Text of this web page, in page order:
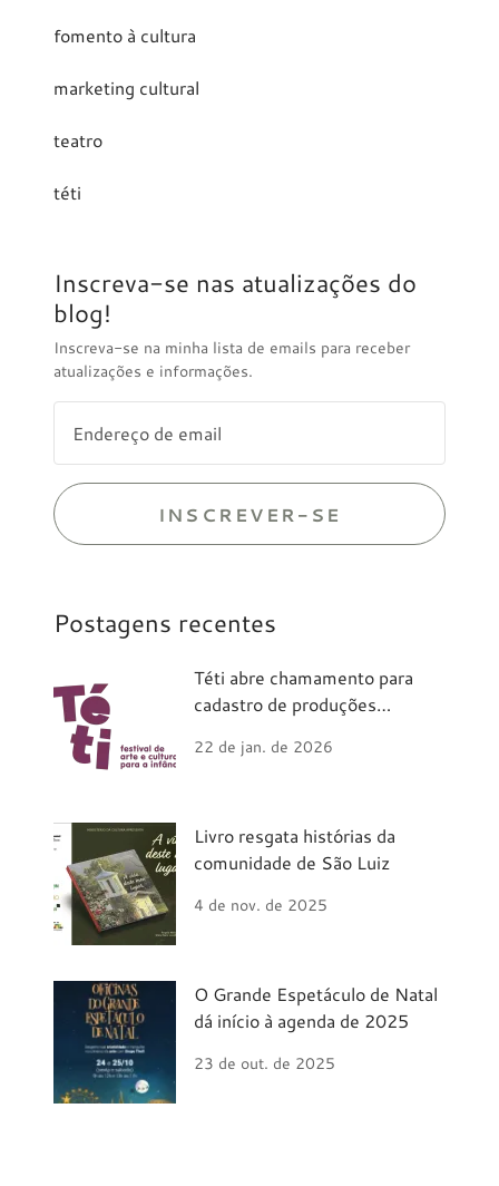
fomento à cultura
marketing cultural
teatro
téti
Inscreva-se nas atualizações do
blog!
Inscreva-se na minha lista de emails para receber
atualizações e informações.
INSCREVER-SE
Postagens recentes
Téti abre chamamento para
cadastro de produções
22 de jan. de 2026
Livro resgata histórias da
comunidade de São Luiz
4 de nov. de 2025
O Grande Espetáculo de Natal
dá início à agenda de 2025
23 de out. de 2025